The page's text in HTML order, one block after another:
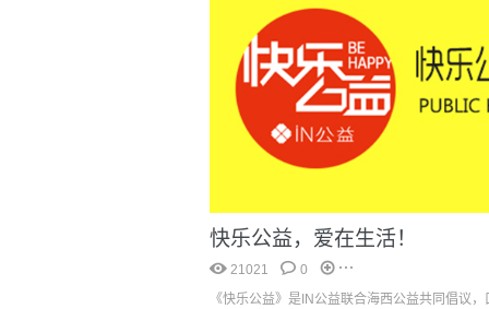
快乐公益，爱在生活！
21021
0
《快乐公益》是IN公益联合海西公益共同倡议